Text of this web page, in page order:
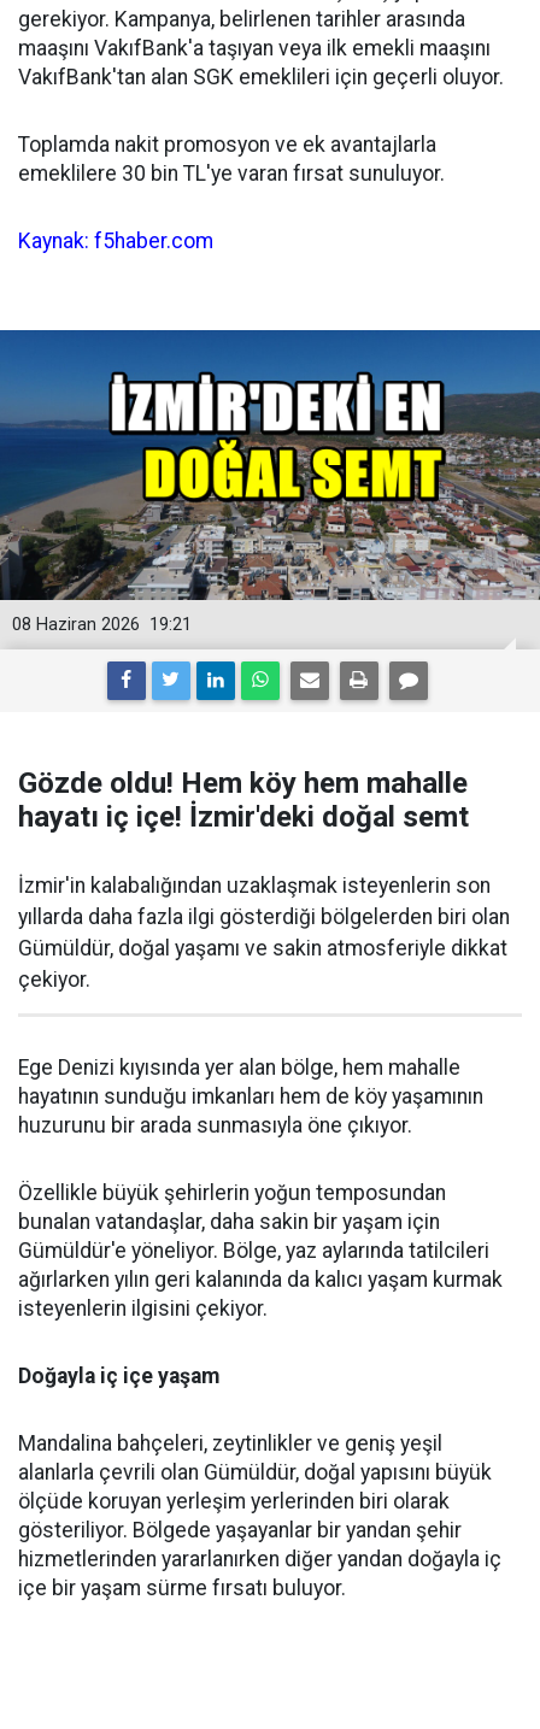
gerekiyor. Kampanya, belirlenen tarihler arasında
maaşını VakıfBank'a taşıyan veya ilk emekli maaşını
VakıfBank'tan alan SGK emeklileri için geçerli oluyor.
Toplamda nakit promosyon ve ek avantajlarla
emeklilere 30 bin TL'ye varan fırsat sunuluyor.
Kaynak: f5haber.com
19:21
08 Haziran 2026
Gözde oldu! Hem köy hem mahalle
hayatı iç içe! İzmir'deki doğal semt
İzmir'in kalabalığından uzaklaşmak isteyenlerin son
yıllarda daha fazla ilgi gösterdiği bölgelerden biri olan
Gümüldür, doğal yaşamı ve sakin atmosferiyle dikkat
çekiyor.
Ege Denizi kıyısında yer alan bölge, hem mahalle
hayatının sunduğu imkanları hem de köy yaşamının
huzurunu bir arada sunmasıyla öne çıkıyor.
Özellikle büyük şehirlerin yoğun temposundan
bunalan vatandaşlar, daha sakin bir yaşam için
Gümüldür'e yöneliyor. Bölge, yaz aylarında tatilcileri
ağırlarken yılın geri kalanında da kalıcı yaşam kurmak
isteyenlerin ilgisini çekiyor.
Doğayla iç içe yaşam
Mandalina bahçeleri, zeytinlikler ve geniş yeşil
alanlarla çevrili olan Gümüldür, doğal yapısını büyük
ölçüde koruyan yerleşim yerlerinden biri olarak
gösteriliyor. Bölgede yaşayanlar bir yandan şehir
hizmetlerinden yararlanırken diğer yandan doğayla iç
içe bir yaşam sürme fırsatı buluyor.